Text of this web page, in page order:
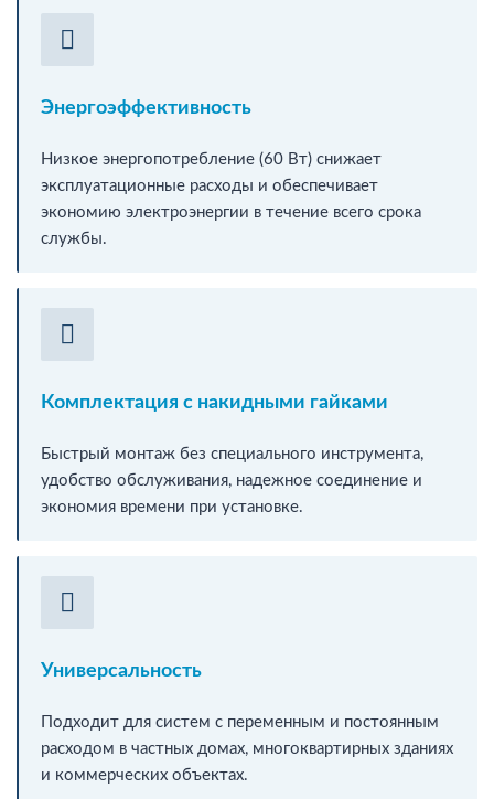
Энергоэффективность
Низкое энергопотребление (60 Вт) снижает
эксплуатационные расходы и обеспечивает
экономию электроэнергии в течение всего срока
службы.
Комплектация с накидными гайками
Быстрый монтаж без специального инструмента,
удобство обслуживания, надежное соединение и
экономия времени при установке.
Универсальность
Подходит для систем с переменным и постоянным
расходом в частных домах, многоквартирных зданиях
и коммерческих объектах.